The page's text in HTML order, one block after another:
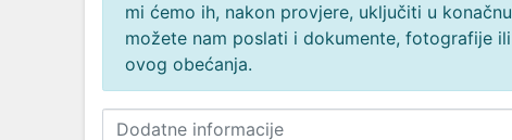
mi ćemo ih, nakon provjere, uključiti u
možete nam poslati i dokumente, fotografije
ovog obećanja.